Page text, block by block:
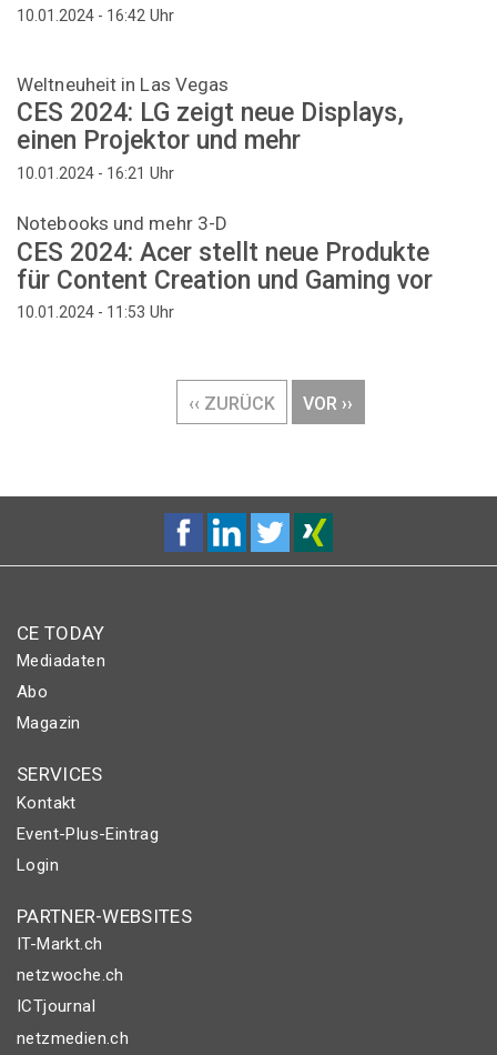
10.01.2024 - 16:42 Uhr
Weltneuheit in Las Vegas
CES 2024: LG zeigt neue Displays,
einen Projektor und mehr
10.01.2024 - 16:21 Uhr
Notebooks und mehr 3-D
CES 2024: Acer stellt neue Produkte
für Content Creation und Gaming vor
10.01.2024 - 11:53 Uhr
VORHERIGE
‹‹ ZURÜCK
NÄCHSTE
VOR ››
CE TODAY
Mediadaten
Abo
Magazin
SERVICES
Kontakt
Event-Plus-Eintrag
Login
PARTNER-WEBSITES
IT-Markt.ch
netzwoche.ch
ICTjournal
netzmedien.ch